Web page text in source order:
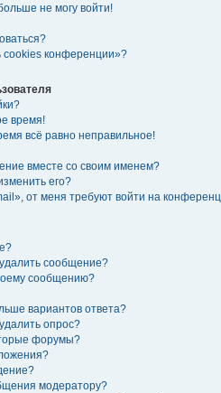
не могу войти!
cookies конференции»?
время!
всё равно неправильное!
вместе со своим именем?
его?
от меня требуют войти на
сообщение?
сообщению?
вариантов ответа?
опрос?
форумы?
модератору?